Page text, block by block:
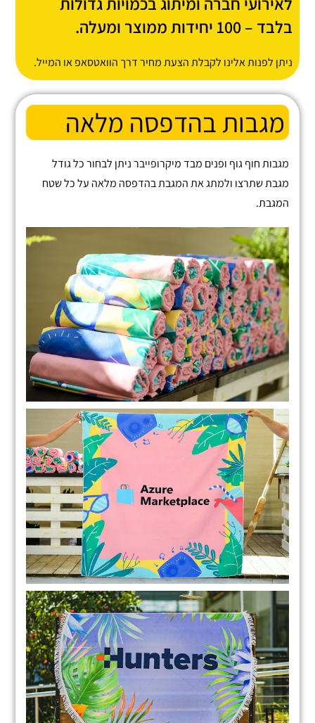
בלבד – 100 יחידות ממוצר ומעלה.
ניתן לפנות אלינו לקבלת הצעת מחיר דרך הוואטסאפ או המייל.
מגבות בהדפסה מלאה
מגבות חוף גוף ופנים מבד מיקרופייבר ניתן לבחור כל גודל
מגבת שתרצו ולמתג את המגבת בהדפסה מלאה על כל שטח
המגבת.